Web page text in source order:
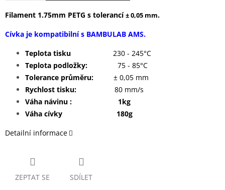
Filament 1.75mm PETG s tolerancí± 0,05 mm.
Cívka je kompatibilní s BAMBULAB AMS.
Teplota tisku 230 - 245°C
Teplota podložky:
75 - 85°C
Tolerance průměru:
± 0,05 mm
Rychlost tisku:
80 mm/s
Váha návinu : 1kg
Váha cívky 180g
Detailní informace
ZEPTAT SE SDÍLET